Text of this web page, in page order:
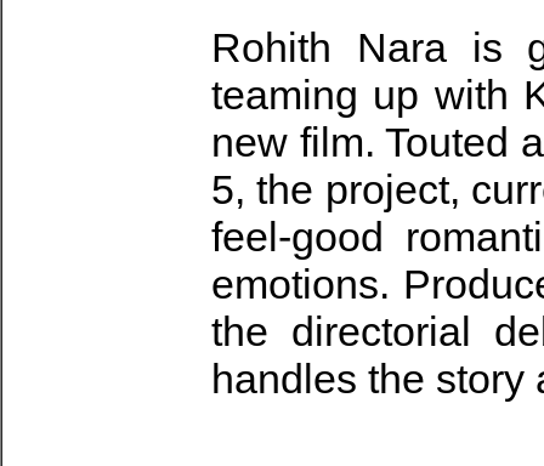
Rohith Nara is
teaming up with
new film. Touted
5, the project,
feel-good
emotions.
the directorial
handles the story